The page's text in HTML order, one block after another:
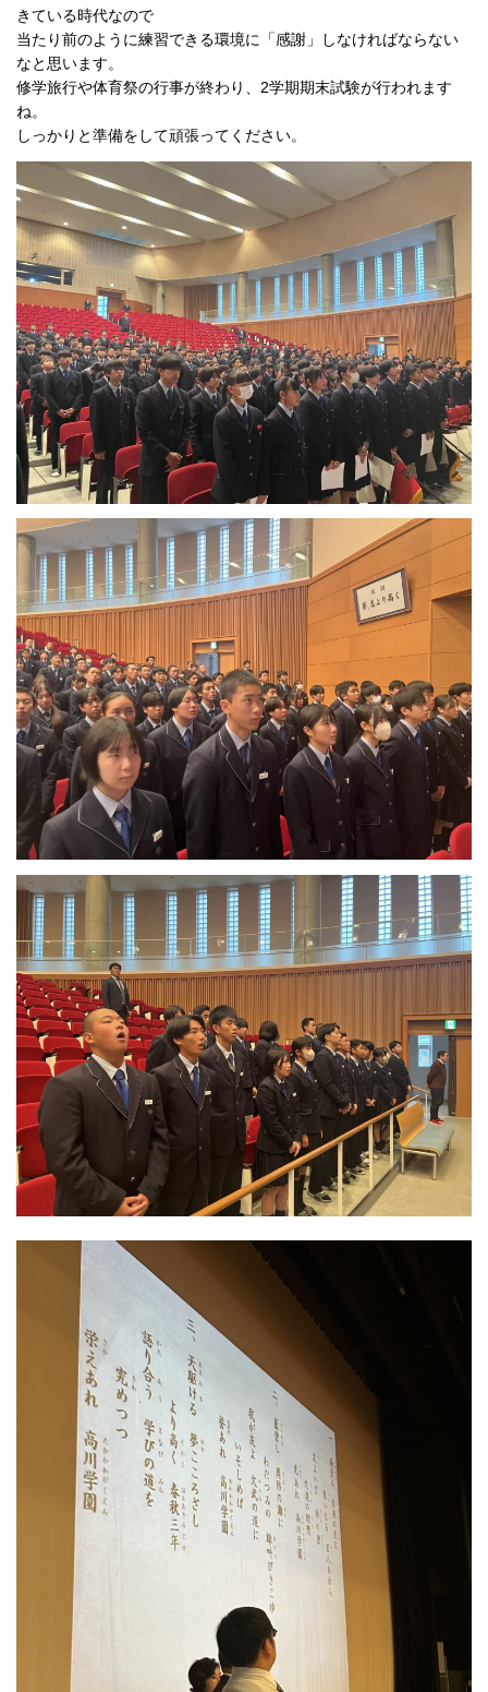
きている時代なので
当たり前のように練習できる環境に「感謝」しなければならない
なと思います。
修学旅行や体育祭の行事が終わり、2学期期末試験が行われます
ね。
しっかりと準備をして頑張ってください。